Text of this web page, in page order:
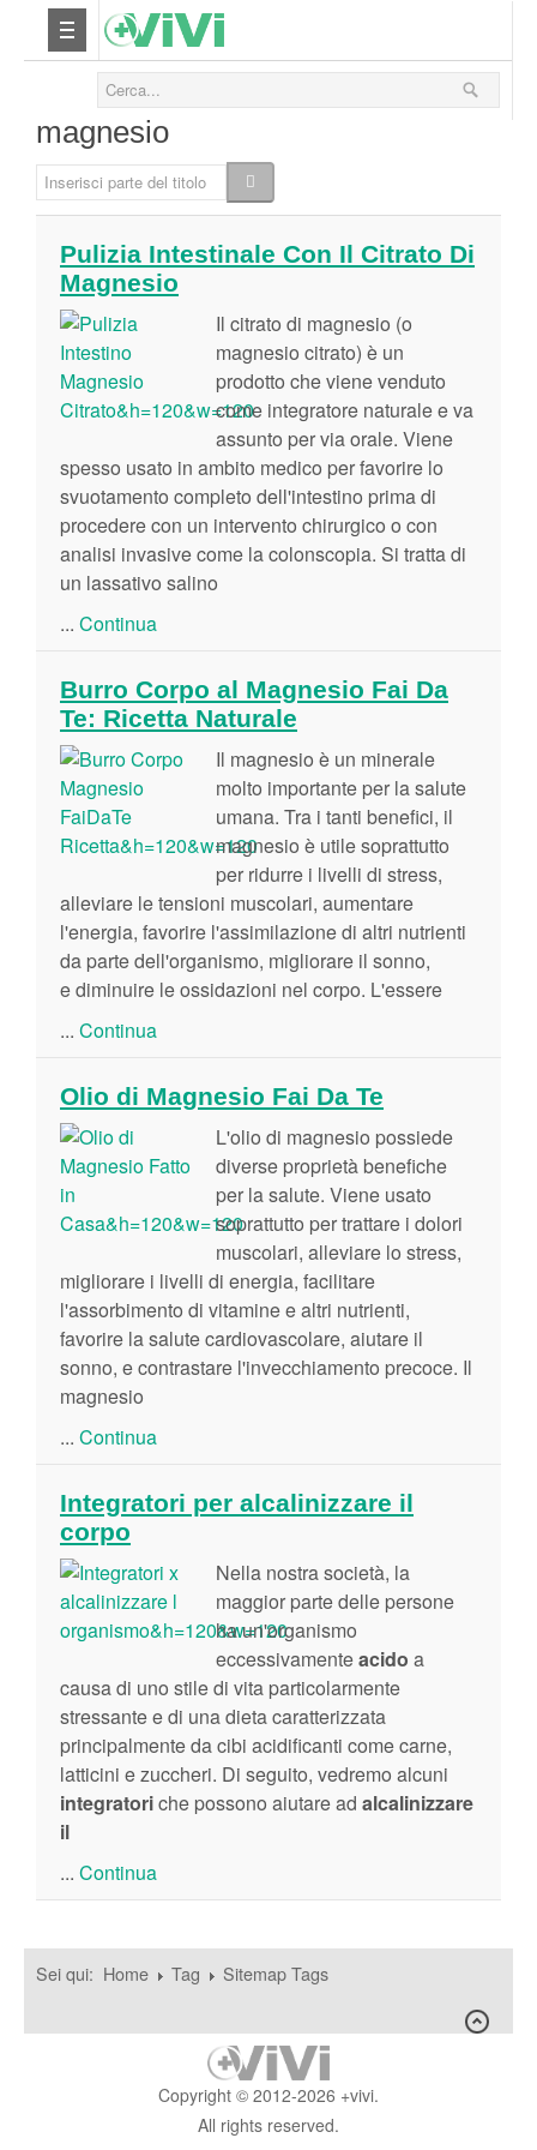
Salute
Fitness
Relax
Viaggi & Vacanze
magnesio
Inserisci parte del titolo
Pulizia Intestinale Con Il Citrato Di
Magnesio
Il citrato di magnesio (o
magnesio citrato) è un
prodotto che viene venduto
come integratore naturale e va
assunto per via orale. Viene
spesso usato in ambito medico per favorire lo
svuotamento completo dell'intestino prima di
procedere con un intervento chirurgico o con
analisi invasive come la colonscopia. Si tratta di
un lassativo salino
... Continua
Burro Corpo al Magnesio Fai Da
Te: Ricetta Naturale
Il magnesio è un minerale
molto importante per la salute
umana. Tra i tanti benefici, il
magnesio è utile soprattutto
per ridurre i livelli di stress,
alleviare le tensioni muscolari, aumentare
l'energia, favorire l'assimilazione di altri nutrienti
da parte dell'organismo, migliorare il sonno,
e diminuire le ossidazioni nel corpo. L'essere
... Continua
Olio di Magnesio Fai Da Te
L'olio di magnesio possiede
diverse proprietà benefiche
per la salute. Viene usato
soprattutto per trattare i dolori
muscolari, alleviare lo stress,
migliorare i livelli di energia, facilitare
l'assorbimento di vitamine e altri nutrienti,
favorire la salute cardiovascolare, aiutare il
sonno, e contrastare l'invecchiamento precoce. Il
magnesio
... Continua
Integratori per alcalinizzare il
corpo
Nella nostra società, la
maggior parte delle persone
ha un'organismo
eccessivamenteacido a
causa di uno stile di vita particolarmente
stressante e di una dieta caratterizzata
principalmente da cibi acidificanti come carne,
latticini e zuccheri. Di seguito, vedremo alcuni
integratoriche possono aiutare ad alcalinizzare
il
... Continua
Sei qui: Home Tag Sitemap Tags
Copyright © 2012-2026 +vivi.
All rights reserved.